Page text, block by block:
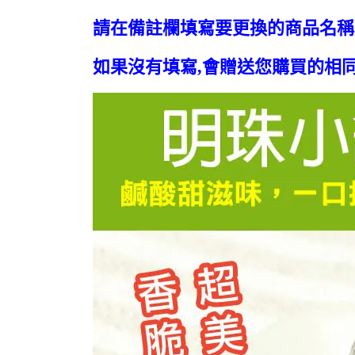
請在備註欄填寫要更換的商品名稱
如果沒有填寫,會贈送您購買的相